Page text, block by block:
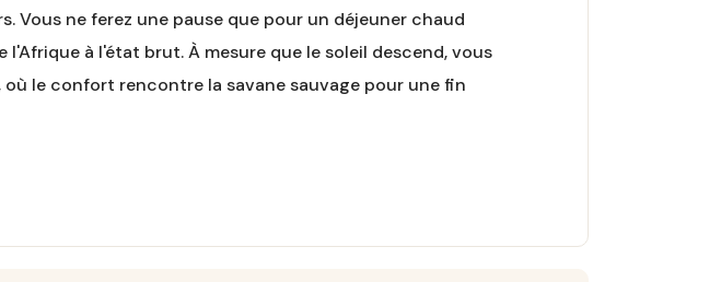
Vous ne ferez une pause que pour un déjeuner chaud
à l'état brut. À mesure que le soleil descend, vous
le confort rencontre la savane sauvage pour une fin